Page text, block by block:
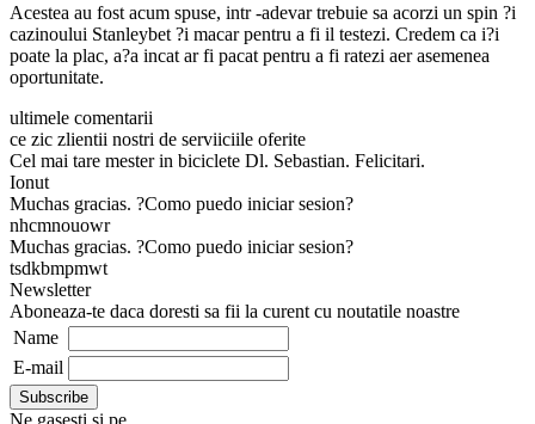
Acestea au fost acum spuse, intr -adevar trebuie sa acorzi un spin ?i
cazinoului Stanleybet ?i macar pentru a fi il testezi. Credem ca i?i
poate la plac, a?a incat ar fi pacat pentru a fi ratezi aer asemenea
oportunitate.
ultimele comentarii
ce zic zlientii nostri de serviiciile oferite
Cel mai tare mester in biciclete Dl. Sebastian. Felicitari.
Ionut
Muchas gracias. ?Como puedo iniciar sesion?
nhcmnouowr
Muchas gracias. ?Como puedo iniciar sesion?
tsdkbmpmwt
Newsletter
Aboneaza-te daca doresti sa fii la curent cu noutatile noastre
Name
E-mail
Ne gasesti si pe